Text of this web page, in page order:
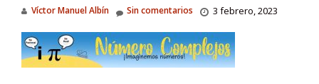
Víctor Manuel Albín 3 febrero, 2023
Sin comentarios